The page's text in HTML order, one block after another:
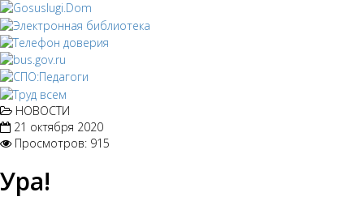
НОВОСТИ
21 октября 2020
Просмотров: 915
Ура!